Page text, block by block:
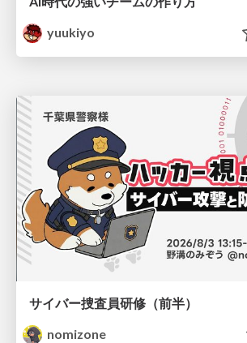
yuukiyo
サイバー捜査員研修（前半）
nomizone